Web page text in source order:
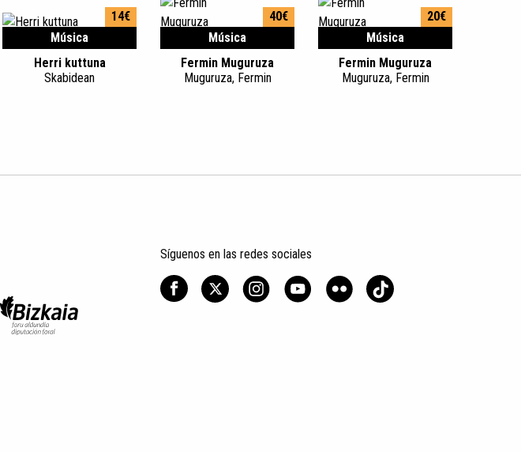
Música
14€
Herri kuttuna
Skabidean
Música
40€
Fermin Muguruza
Muguruza, Fermin
Música
20€
Fermin Muguruza
Muguruza, Fermin
Síguenos en las redes sociales